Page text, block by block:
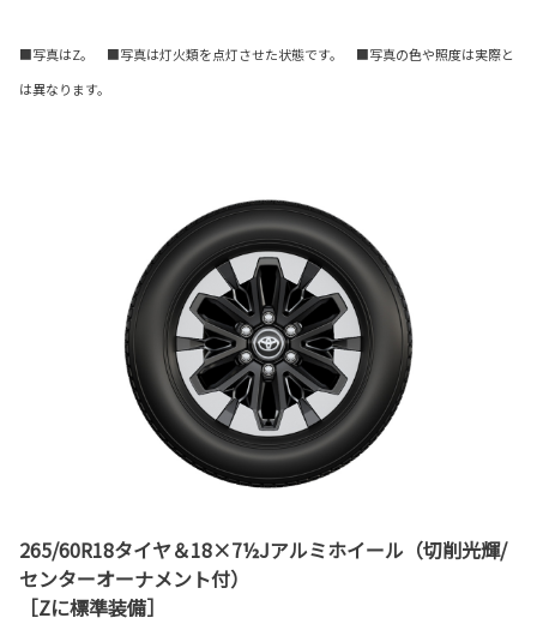
■写真はZ。 ■写真は灯火類を点灯させた状態です。 ■写真の色や照度は実際と
は異なります。
265/60R18タイヤ＆18×7½Jアルミホイール（切削光輝/
センターオーナメント付）
［Zに標準装備］